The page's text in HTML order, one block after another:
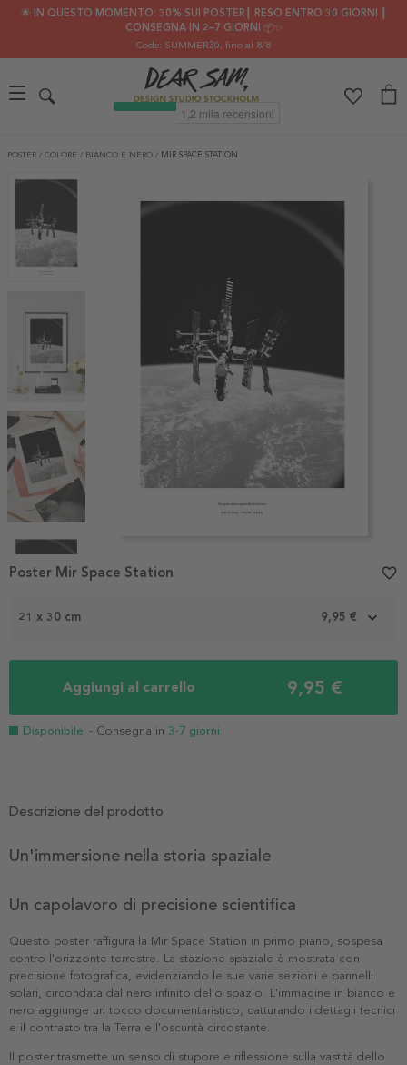
🌟 IN QUESTO MOMENTO: 30% SUI POSTER┃ RESO ENTRO 30 GIORNI ┃
CONSEGNA IN 2–7 GIORNI 📦✨
Code: SUMMER30, fino al 8/8
POSTER / COLORE / BIANCO E NERO / MIR SPACE STATION
1
21 x 30 cm 9,95 €
Aggiungi al carrello 9,95 €
Disponibile - Consegna in 3-7 giorni
Poster Mir Space Station favorite_border
Descrizione del prodotto
Un'immersione nella storia spaziale
Un capolavoro di precisione scientifica
Questo poster raffigura la Mir Space Station in primo piano, sospesa
contro l'orizzonte terrestre. La stazione spaziale è mostrata con
precisione fotografica, evidenziando le sue varie sezioni e pannelli
solari, circondata dal nero infinito dello spazio. L'immagine in bianco e
nero aggiunge un tocco documentaristico, catturando i dettagli tecnici
e il contrasto tra la Terra e l'oscurità circostante.
Il poster trasmette un senso di stupore e riflessione sulla vastità dello